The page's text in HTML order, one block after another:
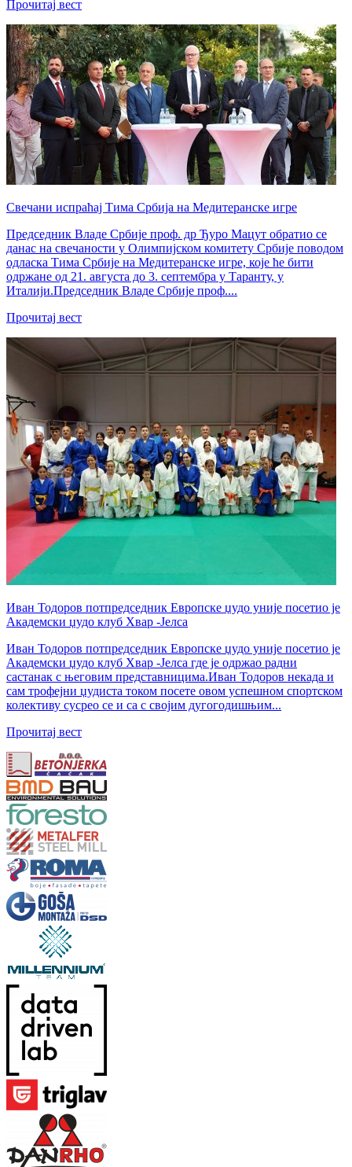
Прочитај вест
Свечани испраћај Тима Србија на Медитеранске игре
Председник Владе Србије проф. др Ђуро Мацут обратио се
данас на свечаности у Олимпијском комитету Србије поводом
одласка Тима Србије на Медитеранске игре, које ће бити
одржане од 21. августа до 3. септембра у Таранту, у
Италији.Председник Владе Србије проф....
Прочитај вест
Иван Тодоров потпредседник Европске џудо уније посетио је
Академски џудо клуб Хвар -Јелса
Иван Тодоров потпредседник Европске џудо уније посетио је
Академски џудо клуб Хвар -Јелса где је одржао радни
састанак с његовим представницима.Иван Тодоров некада и
сам трофејни џудиста током посете овом успешном спортском
колективу сусрео се и са с својим дугогодишњим...
Прочитај вест